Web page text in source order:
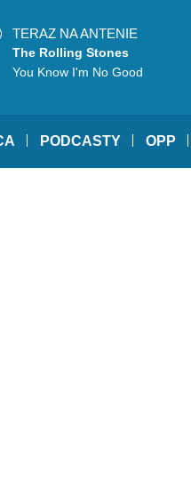
TERAZ NA ANTENIE
The Rolling Stones
You Know I'm No Good
PODCASTY OPP